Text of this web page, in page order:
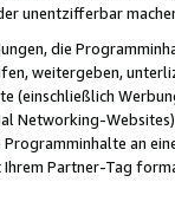
unentzifferbar
die
weitergeben,
(einschließlich
Networking-
an
Partner-Tag